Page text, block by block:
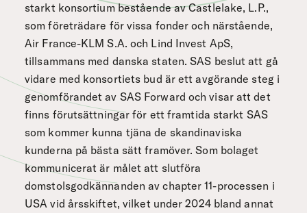
starkt konsortium bestående av Castlelake, L.P.,
som företrädare för vissa fonder och närstående,
Air France-KLM S.A. och Lind Invest ApS,
tillsammans med danska staten. SAS beslut att gå
vidare med konsortiets bud är ett avgörande steg i
genomförandet av SAS Forward och visar att det
finns förutsättningar för ett framtida starkt SAS
som kommer kunna tjäna de skandinaviska
kunderna på bästa sätt framöver. Som bolaget
kommunicerat är målet att slutföra
domstolsgodkännanden av chapter 11-processen i
USA vid årsskiftet, vilket under 2024 bland annat